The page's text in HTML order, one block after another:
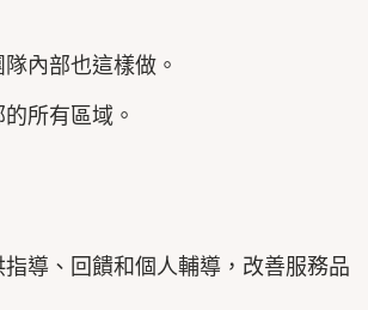
內部也這樣做。
所有區域。
導、回饋和個人輔導，改善服務品